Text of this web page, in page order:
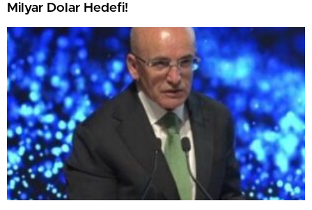
Milyar Dolar Hedefi!